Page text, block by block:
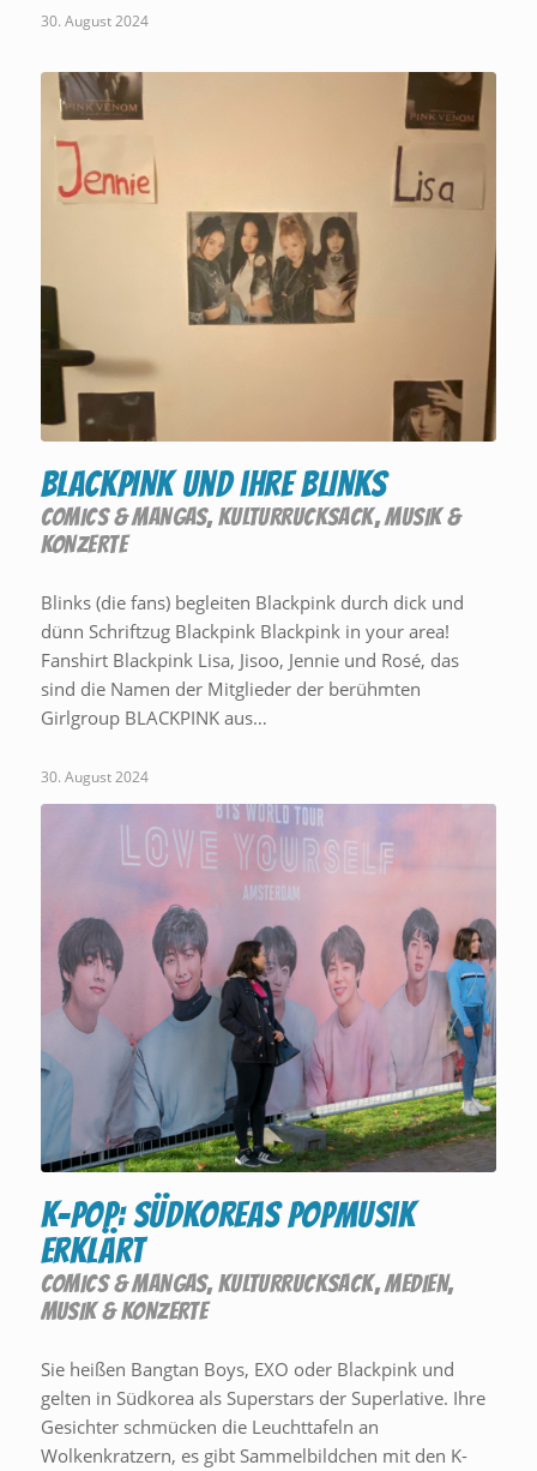
30. August 2024
BLACKPINK und ihre BLINKS
COMICS & MANGAS, KULTURRUCKSACK,MUSIK &
KONZERTE
Blinks (die fans) begleiten Blackpink durch dick und
dünn Schriftzug Blackpink Blackpink in your area!
Fanshirt Blackpink Lisa, Jisoo, Jennie und Rosé, das
sind die Namen der Mitglieder der berühmten
Girlgroup BLACKPINK aus…
30. August 2024
K-Pop: Südkoreas Popmusik
erklärt
COMICS & MANGAS, KULTURRUCKSACK,MEDIEN,
MUSIK & KONZERTE
Sie heißen Bangtan Boys, EXO oder Blackpink und
gelten in Südkorea als Superstars der Superlative. Ihre
Gesichter schmücken die Leuchttafeln an
Wolkenkratzern, es gibt Sammelbildchen mit den K-